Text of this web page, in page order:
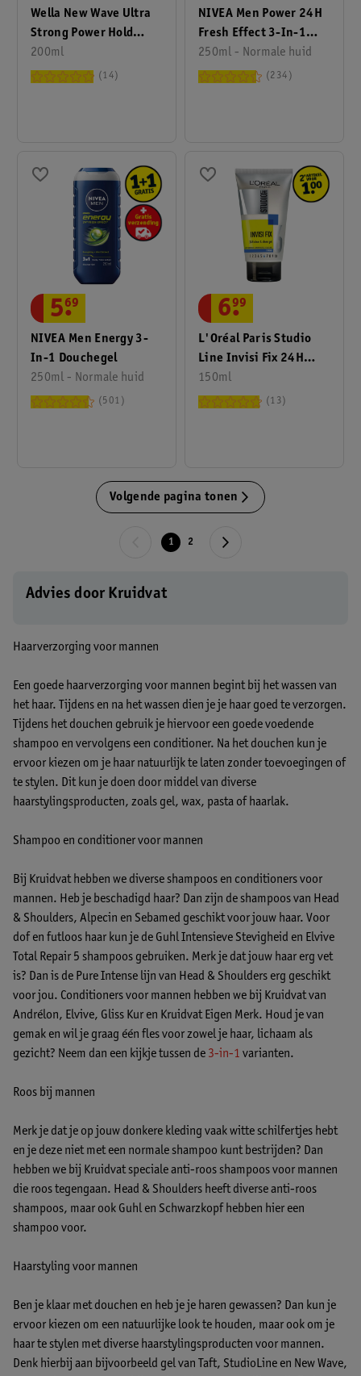
Wella New Wave Ultra
Strong Power Hold
Haargel
200ml
14
NIVEA Men Power 24H
Fresh Effect 3-In-1
Douchegel
250ml - Normale huid
234
NIVEA Men Energy 3-
In-1 Douchegel
250ml - Normale huid
5.
69
501
L'Oréal Paris Studio
Line Invisi Fix 24H
Clear & Clean Gel
Strong
150ml
6.
99
13
Volgende pagina tonen
1 2
Advies door Kruidvat
Haarverzorging voor mannen
Een goede haarverzorging voor mannen begint bij het wassen van
het haar. Tijdens en na het wassen dien je je haar goed te verzorgen.
Tijdens het douchen gebruik je hiervoor een goede voedende
shampoo en vervolgens een conditioner. Na het douchen kun je
ervoor kiezen om je haar natuurlijk te laten zonder toevoegingen of
te stylen. Dit kun je doen door middel van diverse
haarstylingsproducten, zoals gel, wax, pasta of haarlak.
Shampoo en conditioner voor mannen
Bij Kruidvat hebben we diverse shampoos en conditioners voor
mannen. Heb je beschadigd haar? Dan zijn de shampoos van Head
& Shoulders, Alpecin en Sebamed geschikt voor jouw haar. Voor
dof en futloos haar kun je de Guhl Intensieve Stevigheid en Elvive
Total Repair 5 shampoos gebruiken. Merk je dat jouw haar erg vet
is? Dan is de Pure Intense lijn van Head & Shoulders erg geschikt
voor jou. Conditioners voor mannen hebben we bij Kruidvat van
Andrélon, Elvive, Gliss Kur en Kruidvat Eigen Merk. Houd je van
gemak en wil je graag één fles voor zowel je haar, lichaam als
gezicht? Neem dan een kijkje tussen de 3-in-1 varianten.
Roos bij mannen
Merk je dat je op jouw donkere kleding vaak witte schilfertjes hebt
en je deze niet met een normale shampoo kunt bestrijden? Dan
hebben we bij Kruidvat speciale anti-roos shampoos voor mannen
die roos tegengaan. Head & Shoulders heeft diverse anti-roos
shampoos, maar ook Guhl en Schwarzkopf hebben hier een
shampoo voor.
Haarstyling voor mannen
Ben je klaar met douchen en heb je je haren gewassen? Dan kun je
ervoor kiezen om een natuurlijke look te houden, maar ook om je
haar te stylen met diverse haarstylingsproducten voor mannen.
Denk hierbij aan bijvoorbeeld gel van Taft, StudioLine en New Wave,